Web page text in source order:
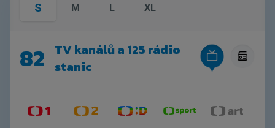
S M L XL
82 TV kanálů a 125 rádio
stanic